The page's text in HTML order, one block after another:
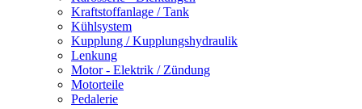
Kraftstoffanlage / Tank
Kühlsystem
Kupplung / Kupplungshydraulik
Lenkung
Motor - Elektrik / Zündung
Motorteile
Pedalerie